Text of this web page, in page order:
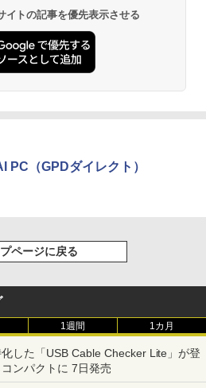
イトの記事を優先表示させる
PC（GPDダイレクト）
プページに戻る
1週間 1カ月
した「USB Cable Checker Lite」が登
ンパクトに 7日発売